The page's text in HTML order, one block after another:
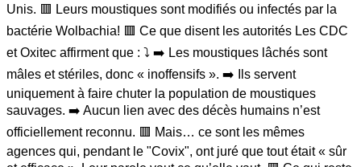
Unis. 🟥 Leurs moustiques sont modifiés ou infectés par la
bactérie Wolbachia! 🟥 Ce que disent les autorités Les CDC
et Oxitec affirment que : ⤵️ ➡️ Les moustiques lâchés sont
mâles et stériles, donc « inoffensifs ». ➡️ Ils servent
uniquement à faire chuter la population de moustiques
sauvages. ➡️ Aucun lien avec des décès humains n’est
officiellement reconnu. 🟥 Mais… ce sont les mêmes
agences qui, pendant le "Covix", ont juré que tout était « sûr